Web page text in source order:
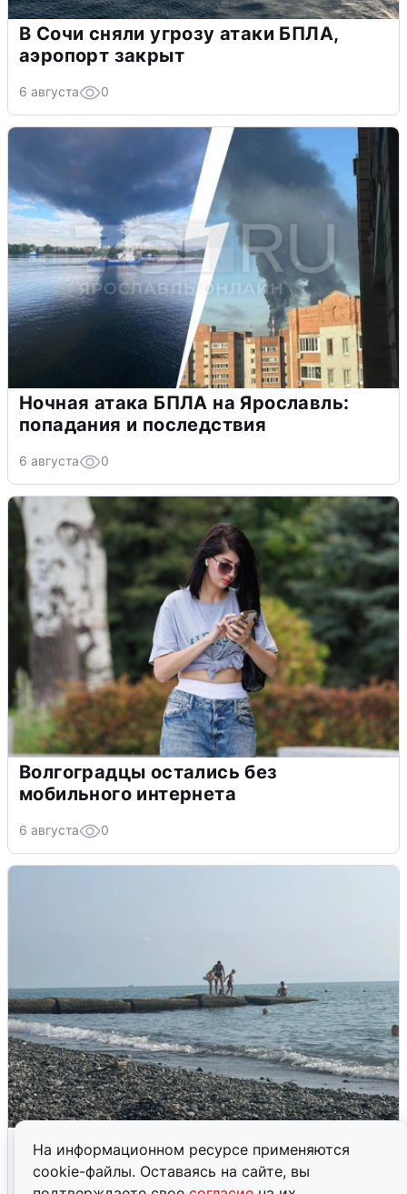
На информационном ресурсе применяются
cookie-файлы. Оставаясь на сайте, вы
В Сочи сняли угрозу атаки БПЛА,
аэропорт закрыт
6 августа 0
Ночная атака БПЛА на Ярославль:
попадания и последствия
6 августа 0
Волгоградцы остались без
мобильного интернета
6 августа 0
Сирены в Сочи: новая угроза БПЛА
6 августа 0